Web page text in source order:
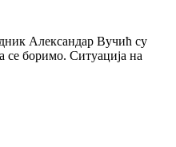
Александар Вучић су
се боримо. Ситуација на